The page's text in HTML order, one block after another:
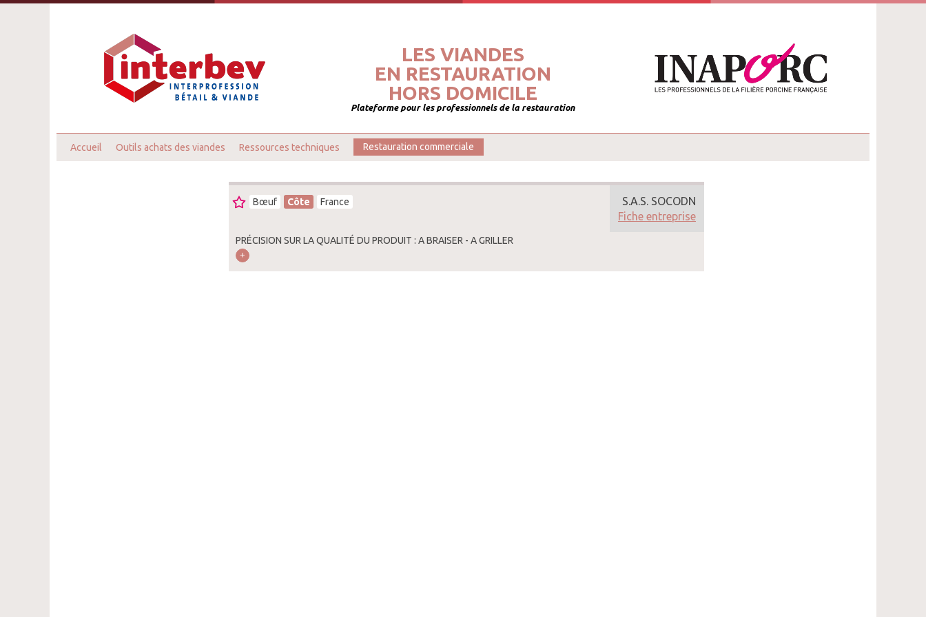
LES VIANDES
EN RESTAURATION
HORS DOMICILE
Plateforme pour les professionnels de la restauration
Accueil Outils achats des viandes Ressources techniques Restauration commerciale
Bœuf Côte France
PRÉCISION SUR LA QUALITÉ DU PRODUIT : A BRAISER - A GRILLER
S.A.S. SOCODN
Fiche entreprise